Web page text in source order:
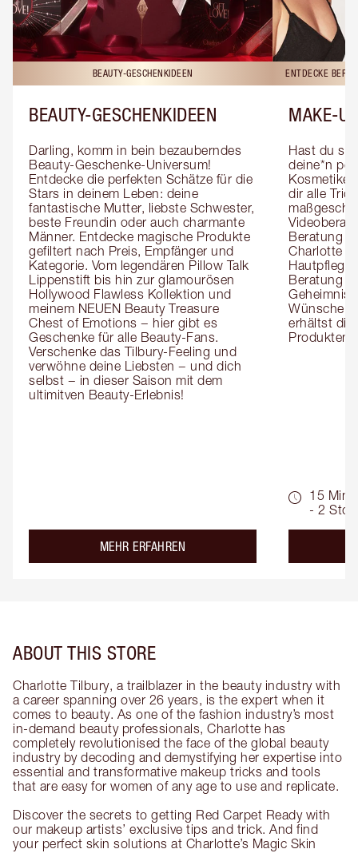
BEAUTY-GESCHENKIDEEN
BEAUTY-GESCHENKIDEEN
Darling, komm in bein bezauberndes
Beauty-Geschenke-Universum!
Entdecke die perfekten Schätze für die
Stars in deinem Leben: deine
fantastische Mutter, liebste Schwester,
beste Freundin oder auch charmante
Männer. Entdecke magische Produkte
gefiltert nach Preis, Empfänger und
Kategorie. Vom legendären Pillow Talk
Lippenstift bis hin zur glamourösen
Hollywood Flawless Kollektion und
meinem NEUEN Beauty Treasure
Chest of Emotions − hier gibt es
Geschenke für alle Beauty-Fans.
Verschenke das Tilbury-Feeling und
verwöhne deine Liebsten − und dich
selbst − in dieser Saison mit dem
ultimitven Beauty-Erlebnis!
MEHR ERFAHREN
ENTDECKE
MAKE-
Hast du
deine*n
dir alle
Beratung
Charlotte
Beratung
Wünsche
erhältst die
15 Min.
- 2 Std.
ABOUT THIS STORE
Charlotte Tilbury, a trailblazer in the beauty industry with
a career spanning over 26 years, is the expert when it
comes to beauty. As one of the fashion industry’s most
in-demand beauty professionals, Charlotte has
completely revolutionised the face of the global beauty
industry by decoding and demystifying her expertise into
essential and transformative makeup tricks and tools
that are easy for women of any age to use and replicate.
Discover the secrets to getting Red Carpet Ready with
our makeup artists’ exclusive tips and trick. And find
your perfect skin solutions at Charlotte’s Magic Skin